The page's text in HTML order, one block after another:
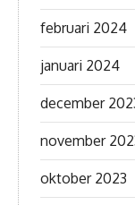
februari 2024
januari 2024
december
november
oktober 2023